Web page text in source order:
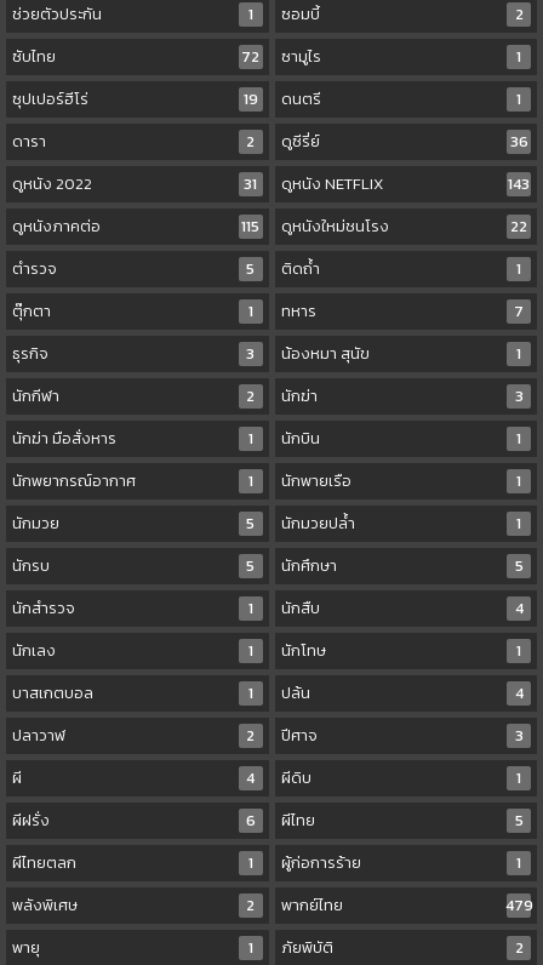
ช่วยตัวประกัน
1 ซอมบี้
2
ซับไทย
72 ซามูไร
1
ซุปเปอร์ฮีโร่
19 ดนตรี
1
ดารา
2 ดูซีรี่ย์
36
ดูหนัง 2022
31 ดูหนัง NETFLIX
143
ดูหนังภาคต่อ
115 ดูหนังใหม่ชนโรง
22
ตำรวจ
5 ติดถ้ำ
1
ตุ๊กตา
1 ทหาร
7
ธุรกิจ
3 น้องหมา สุนัข
1
นักกีฬา
2 นักฆ่า
3
นักฆ่า มือสั่งหาร
1 นักบิน
1
นักพยากรณ์อากาศ
1 นักพายเรือ
1
นักมวย
5 นักมวยปล้ำ
1
นักรบ
5 นักศึกษา
5
นักสำรวจ
1 นักสืบ
4
นักเลง
1 นักโทษ
1
บาสเกตบอล
1 ปล้น
4
ปลาวาฬ
2 ปีศาจ
3
ผี
4 ผีดิบ
1
ผีฝรั่ง
6 ผีไทย
5
ผีไทยตลก
1 ผู้ก่อการร้าย
1
พลังพิเศษ
2 พากย์ไทย
479
พายุ
1 ภัยพิบัติ
2